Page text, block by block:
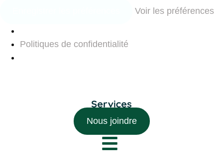
Voir les préférences
Politiques de confidentialité
Nous joindre